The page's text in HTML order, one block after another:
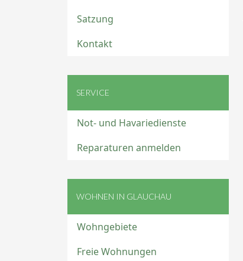
Satzung
Kontakt
SERVICE
Not- und Havariedienste
Reparaturen anmelden
WOHNEN IN GLAUCHAU
Wohngebiete
Freie Wohnungen